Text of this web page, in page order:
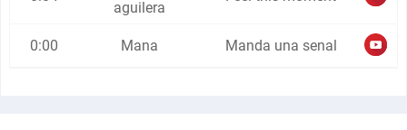
aguilera
0:00 Mana Manda una senal